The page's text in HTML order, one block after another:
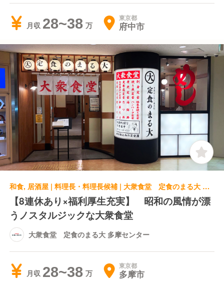
月収 28~38 東京都
府中市
和食, 居酒屋 | 料理長・料理長候補 | 大衆食堂 定食のまる大 多摩センター
【8連休あり×福利厚生充実】 昭和の風情が漂
うノスタルジックな大衆食堂
大衆食堂 定食のまる大 多摩センター
月収 28~38 東京都
多摩市